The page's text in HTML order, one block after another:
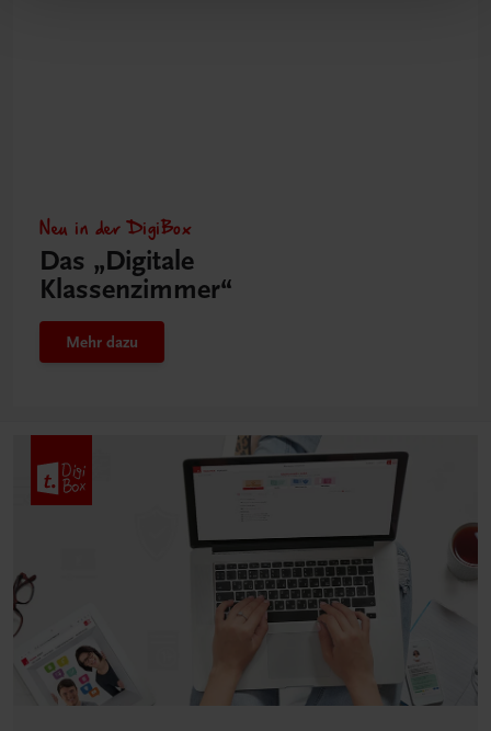
Neu in der DigiBox
Das „Digitale
Klassenzimmer“
Mehr dazu